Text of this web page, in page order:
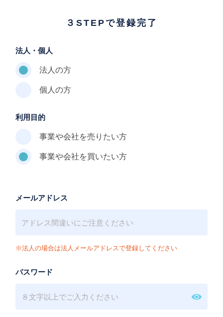
３STEPで登録完了
法人・個人
法人の方
個人の方
利用目的
事業や会社を売りたい方
事業や会社を買いたい方
メールアドレス
※法人の場合は法人メールアドレスで登録してください
パスワード